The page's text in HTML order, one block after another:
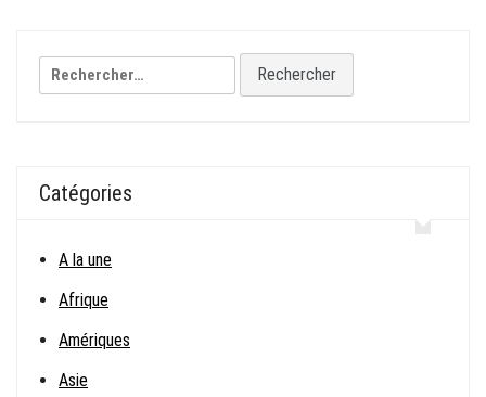
Rechercher :
Catégories
A la une
Afrique
Amériques
Asie